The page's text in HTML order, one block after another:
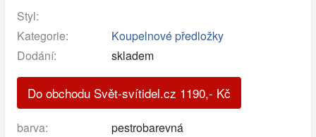
Styl:
Kategorie:
Koupelnové předložky
Dodání:
skladem
Do obchodu Svět-svítidel.cz 1190,- Kč
barva: pestrobarevná